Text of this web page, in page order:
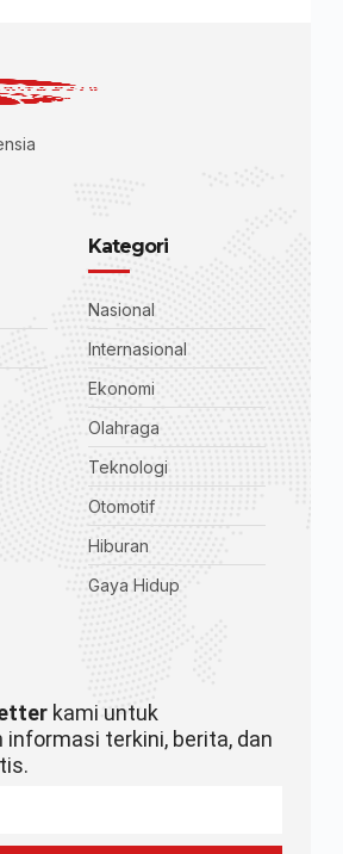
Kategori
Nasional
Internasional
Ekonomi
Olahraga
Teknologi
Otomotif
Hiburan
Gaya Hidup
kami untuk
informasi terkini, berita, dan